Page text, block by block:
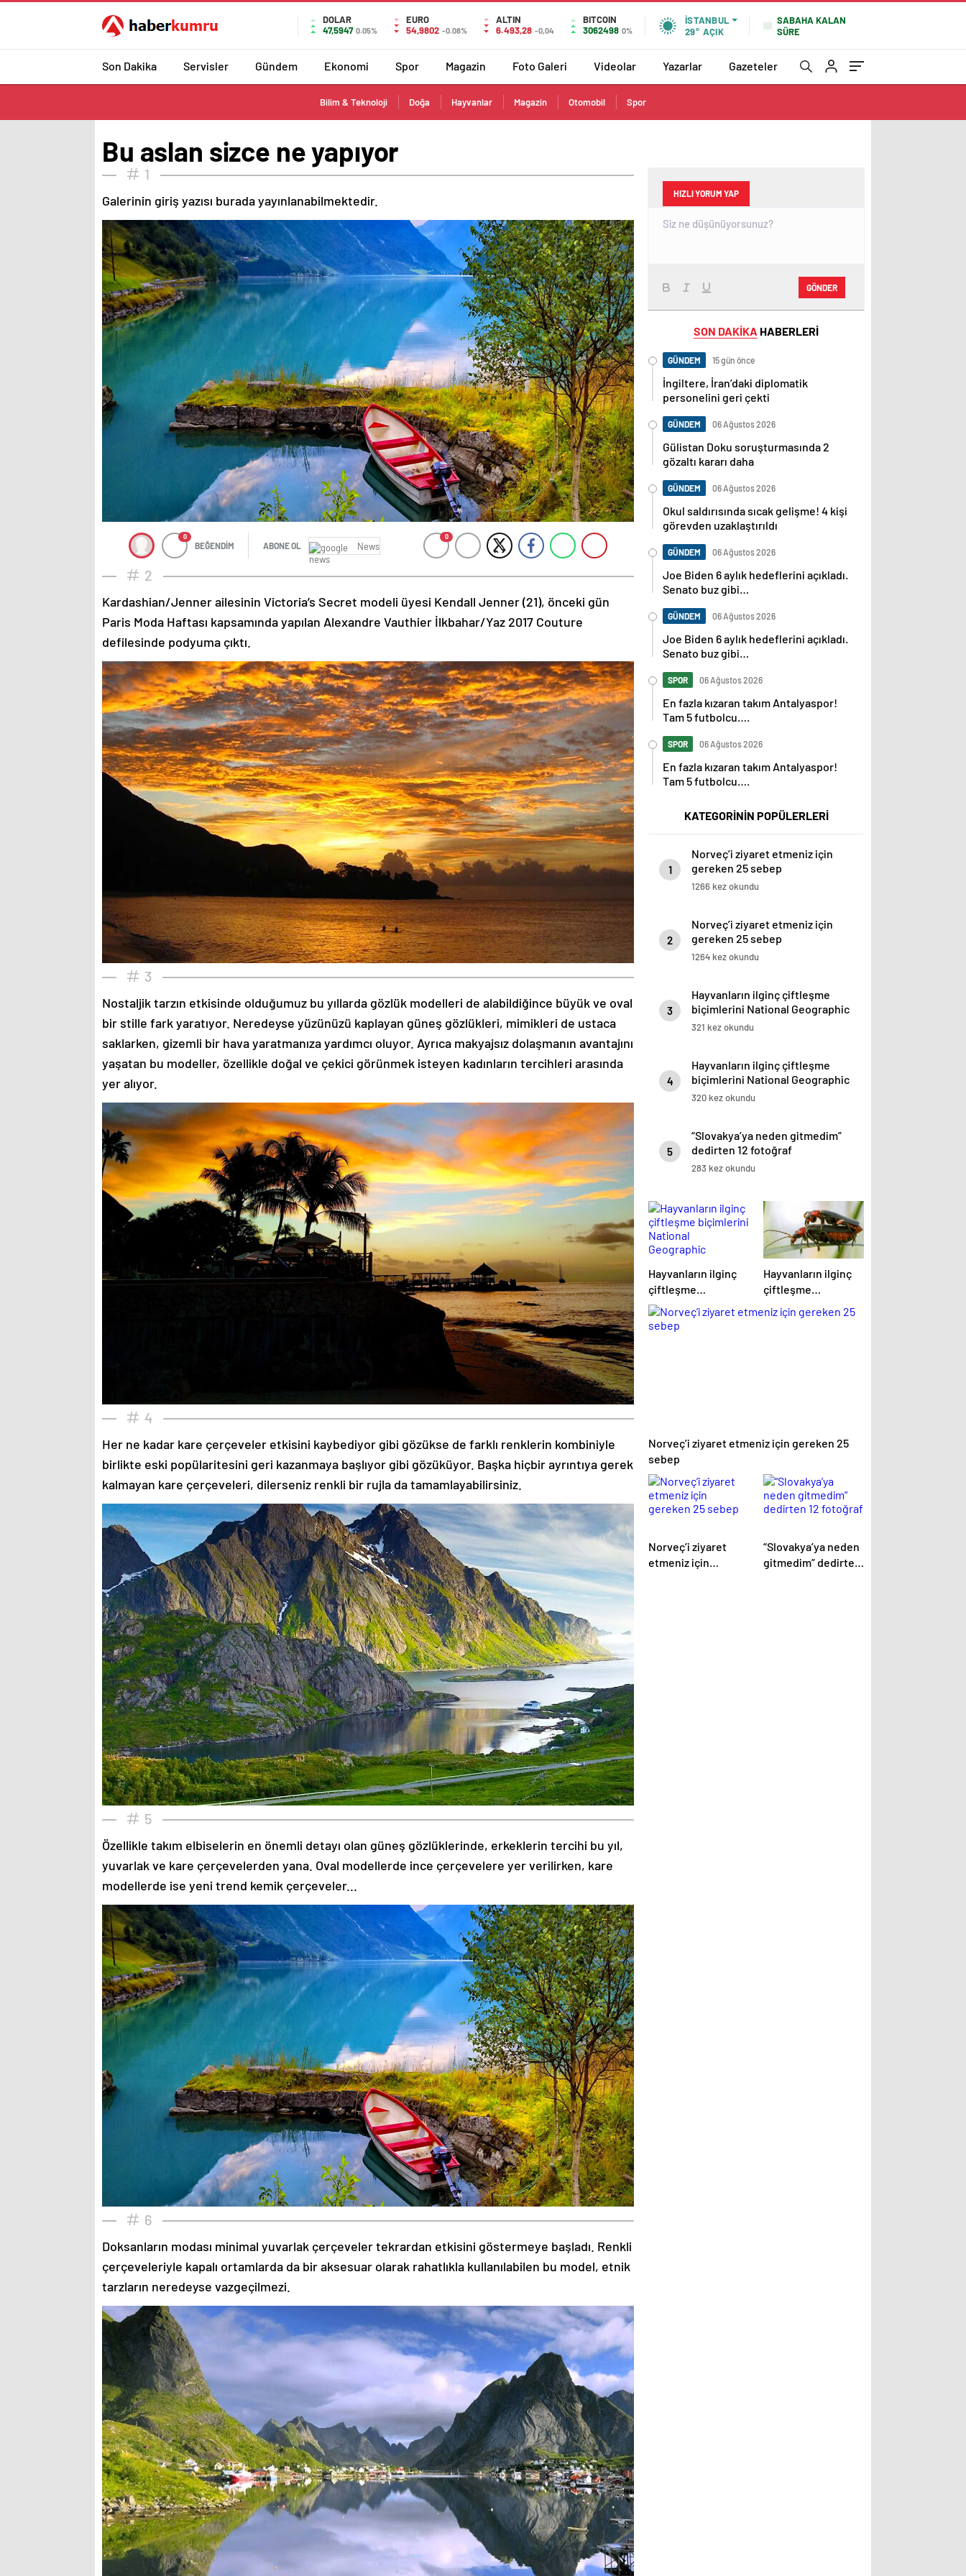
DOLAR
47,5947 0.05%
EURO
54,9802 -0.08%
ALTIN
6.493,28 -0,04
BITCOIN
3062498 0%
İSTANBUL
29° AÇIK
SABAHA KALAN
SÜRE
Son Dakika Servisler Gündem Ekonomi Spor Magazin Foto Galeri Videolar Yazarlar Gazeteler
Bilim & Teknoloji Doğa Hayvanlar Magazin Otomobil Spor
Bu aslan sizce ne yapıyor
1
Galerinin giriş yazısı burada yayınlanabilmektedir.
0
BEĞENDİM ABONE OL News
0
2
Kardashian/Jenner ailesinin Victoria’s Secret modeli üyesi Kendall Jenner (21), önceki gün
Paris Moda Haftası kapsamında yapılan Alexandre Vauthier İlkbahar/Yaz 2017 Couture
defilesinde podyuma çıktı.
3
Nostaljik tarzın etkisinde olduğumuz bu yıllarda gözlük modelleri de alabildiğince büyük ve oval
bir stille fark yaratıyor. Neredeyse yüzünüzü kaplayan güneş gözlükleri, mimikleri de ustaca
saklarken, gizemli bir hava yaratmanıza yardımcı oluyor. Ayrıca makyajsız dolaşmanın avantajını
yaşatan bu modeller, özellikle doğal ve çekici görünmek isteyen kadınların tercihleri arasında
yer alıyor.
4
Her ne kadar kare çerçeveler etkisini kaybediyor gibi gözükse de farklı renklerin kombiniyle
birlikte eski popülaritesini geri kazanmaya başlıyor gibi gözüküyor. Başka hiçbir ayrıntıya gerek
kalmayan kare çerçeveleri, dilerseniz renkli bir rujla da tamamlayabilirsiniz.
5
Özellikle takım elbiselerin en önemli detayı olan güneş gözlüklerinde, erkeklerin tercihi bu yıl,
yuvarlak ve kare çerçevelerden yana. Oval modellerde ince çerçevelere yer verilirken, kare
modellerde ise yeni trend kemik çerçeveler...
6
Doksanların modası minimal yuvarlak çerçeveler tekrardan etkisini göstermeye başladı. Renkli
çerçeveleriyle kapalı ortamlarda da bir aksesuar olarak rahatlıkla kullanılabilen bu model, etnik
tarzların neredeyse vazgeçilmezi.
HIZLI YORUM YAP
GÖNDER
SON DAKİKA HABERLERİ
GÜNDEM 15 gün önce
İngiltere, İran’daki diplomatik
personelini geri çekti
GÜNDEM 06 Ağustos 2026
Gülistan Doku soruşturmasında 2
gözaltı kararı daha
GÜNDEM 06 Ağustos 2026
Okul saldırısında sıcak gelişme! 4 kişi
görevden uzaklaştırıldı
GÜNDEM 06 Ağustos 2026
Joe Biden 6 aylık hedeflerini açıkladı.
Senato buz gibi…
GÜNDEM 06 Ağustos 2026
Joe Biden 6 aylık hedeflerini açıkladı.
Senato buz gibi…
SPOR 06 Ağustos 2026
En fazla kızaran takım Antalyaspor!
Tam 5 futbolcu….
SPOR 06 Ağustos 2026
En fazla kızaran takım Antalyaspor!
Tam 5 futbolcu….
KATEGORİNİN POPÜLERLERİ
1
Norveç’i ziyaret etmeniz için
gereken 25 sebep
1266 kez okundu
2
Norveç’i ziyaret etmeniz için
gereken 25 sebep
1264 kez okundu
3
Hayvanların ilginç çiftleşme
biçimlerini National Geographic
görüntüledi.
321 kez okundu
4
Hayvanların ilginç çiftleşme
biçimlerini National Geographic
görüntüledi.
320 kez okundu
5
“Slovakya’ya neden gitmedim”
dedirten 12 fotoğraf
283 kez okundu
Hayvanların ilginç
çiftleşme
biçimlerini National
Geographic
görüntüledi.
Hayvanların ilginç
çiftleşme
biçimlerini National
Geographic
Norveç’i ziyaret etmeniz için gereken 25
sebep
Norveç’i ziyaret
etmeniz için
“Slovakya’ya neden
gitmedim” dedirten